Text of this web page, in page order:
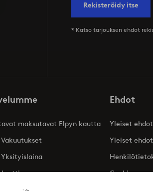
Rekisteröidy itse
* Katso tarjouksen ehdot
maksutavat Elpyn kautta
Vakuutukset
Yksityislaina
Ehdot
Yleiset
Yleiset
Cookies